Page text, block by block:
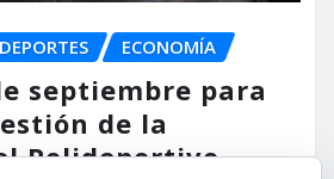
DEPORTES ECONOMÍA
septiembre para
de la
Polideportivo